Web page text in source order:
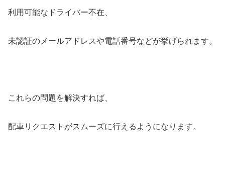
利用可能なドライバー不在、
未認証のメールアドレスや電話番号などが挙げられます。
これらの問題を解決すれば、
配車リクエストがスムーズに行えるようになります。